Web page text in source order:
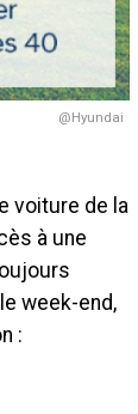
@Hyundai
voiture de la
à une
week-end,
: